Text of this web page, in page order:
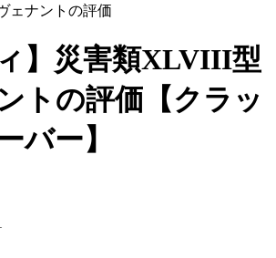
ェナントの評価
】災害類XLVIII型
トの評価【クラッ
バー】